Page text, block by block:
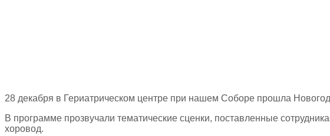
28 декабря в Гериатрическом центре при нашем Соборе прошла
В программе прозвучали тематические сценки, поставленные
хоровод.